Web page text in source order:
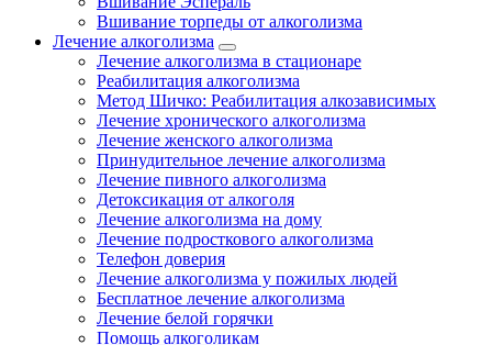
Вшивание торпеды от алкоголизма
Лечение алкоголизма
Лечение алкоголизма в стационаре
Реабилитация алкоголизма
Метод Шичко: Реабилитация алкозависимых
Лечение хронического алкоголизма
Лечение женского алкоголизма
Принудительное лечение алкоголизма
Лечение пивного алкоголизма
Детоксикация от алкоголя
Лечение алкоголизма на дому
Лечение подросткового алкоголизма
Телефон доверия
Лечение алкоголизма у пожилых людей
Бесплатное лечение алкоголизма
Лечение белой горячки
Помощь алкоголикам